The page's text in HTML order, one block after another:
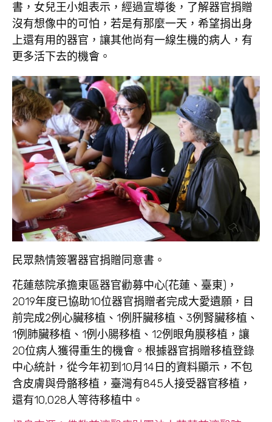
書，女兒王小姐表示，經過宣導後，了解器官捐贈
沒有想像中的可怕，若是有那麼一天，希望捐出身
上還有用的器官，讓其他尚有一線生機的病人，有
更多活下去的機會。
民眾熱情簽署器官捐贈同意書。
花蓮慈院承擔東區器官勸募中心(花蓮、臺東)，
2019年度已協助10位器官捐贈者完成大愛遺願，目
前完成2例心臟移植、1例肝臟移植、3例腎臟移植、
1例肺臟移植、1例小腸移植、12例眼角膜移植，讓
20位病人獲得重生的機會。根據器官捐贈移植登錄
中心統計，從今年初到10月14日的資料顯示，不包
含皮膚與骨骼移植，臺灣有845人接受器官移植，
還有10,028人等待移植中。